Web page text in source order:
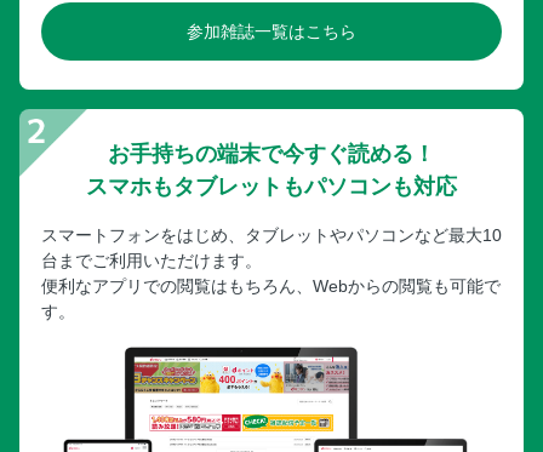
参加雑誌一覧はこちら
お手持ちの端末で今すぐ読める！
スマホもタブレットもパソコンも対応
スマートフォンをはじめ、タブレットやパソコンなど最大10
台までご利用いただけます。
便利なアプリでの閲覧はもちろん、Webからの閲覧も可能で
す。